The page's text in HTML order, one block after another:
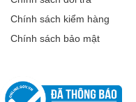
Chính sách kiểm hàng
Chính sách bảo mật